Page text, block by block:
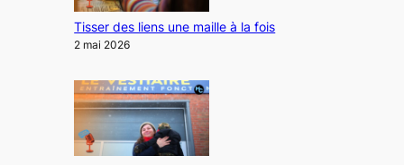
Tisser des liens une maille à la fois
2 mai 2026